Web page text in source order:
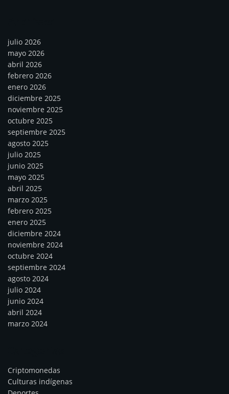
julio 2026
mayo 2026
abril 2026
febrero 2026
enero 2026
diciembre 2025
noviembre 2025
octubre 2025
septiembre 2025
agosto 2025
julio 2025
junio 2025
mayo 2025
abril 2025
marzo 2025
febrero 2025
enero 2025
diciembre 2024
noviembre 2024
octubre 2024
septiembre 2024
agosto 2024
julio 2024
junio 2024
abril 2024
marzo 2024
Criptomonedas
Culturas indígenas